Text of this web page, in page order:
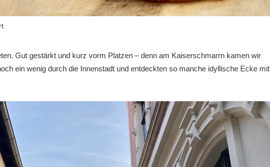
Gut gestärkt und kurz vorm Platzen – denn am Kaiserschmarrn kamen wir
ein wenig durch die Innenstadt und entdeckten so manche idyllische Ecke mit